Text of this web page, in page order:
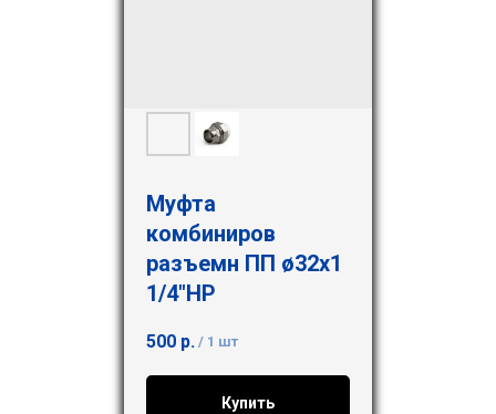
Муфта
комбиниров
разъемн ПП ø32х1
1/4"НР
500 р. / 1 шт
Купить